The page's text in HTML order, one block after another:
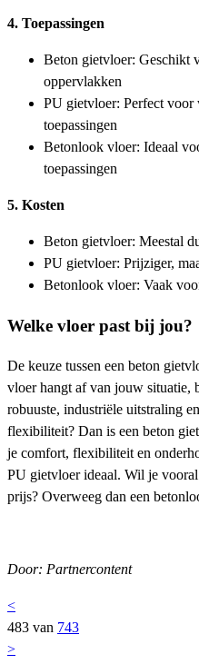
4. Toepassingen
Beton gietvloer: Geschikt
oppervlakken
PU gietvloer: Perfect voor
toepassingen
Betonlook vloer: Ideaal
toepassingen
5. Kosten
Beton gietvloer: Meestal
PU gietvloer: Prijziger,
Betonlook vloer: Vaak
Welke vloer past bij jou?
De keuze tussen een beton
vloer hangt af van jouw situatie,
robuuste, industriële uitstraling
flexibiliteit? Dan is een beton
je comfort, flexibiliteit en
PU gietvloer ideaal. Wil je
prijs? Overweeg dan een
Door: Partnercontent
<
483 van 743
>